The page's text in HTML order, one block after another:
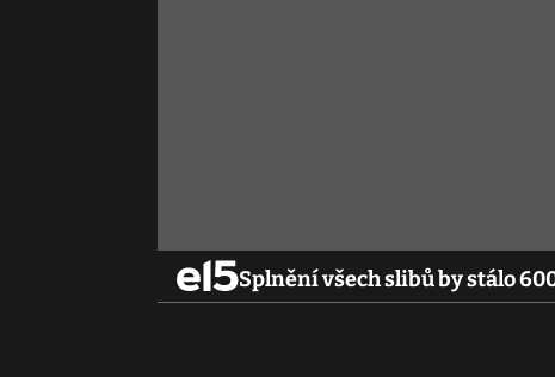
Splnění všech slibů by stálo